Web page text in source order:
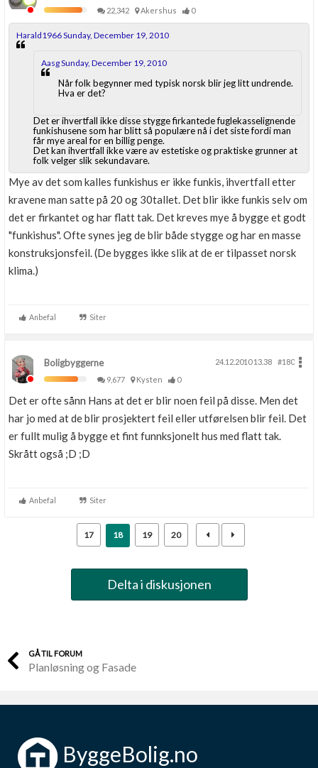
22,342
Akershus 0
Harald1966 Sunday, December 19, 2010
Aasg Sunday, December 19, 2010
Når folk begynner med typisk norsk blir jeg litt undrende.
Hva er det?
Det er ihvertfall ikke disse stygge firkantede fuglekasselignende
funkishusene som har blitt så populære nå i det siste fordi man
får mye areal for en billig penge.
Det kan ihvertfall ikke være av estetiske og praktiske grunner at
folk velger slik sekundavare.
Mye av det som kalles funkishus er ikke funkis, ihvertfall etter
kravene man satte på 20 og 30tallet. Det blir ikke funkis selv om
det er firkantet og har flatt tak. Det kreves mye å bygge et godt
"funkishus". Ofte synes jeg de blir både stygge og har en masse
konstruksjonsfeil. (De bygges ikke slik at de er tilpasset norsk
klima.)
Anbefal Siter
Boligbyggerne 24.12.2010 13.38
#180
9,677
Kysten 0
Det er ofte sånn Hans at det er blir noen feil på disse. Men det
har jo med at de blir prosjektert feil eller utførelsen blir feil. Det
er fullt mulig å bygge et fint funnksjonelt hus med flatt tak.
Skrått også ;D ;D
Anbefal Siter
17 18 19 20
Delta i diskusjonen
GÅ TIL FORUM
Planløsning og Fasade
ByggeBolig.no